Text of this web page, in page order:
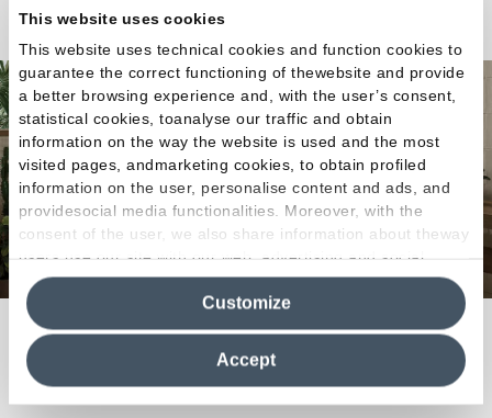
This website uses cookies
This website uses technical cookies and function cookies to
guarantee the correct functioning of thewebsite and provide
a better browsing experience and, with the user’s consent,
statistical cookies, toanalyse our traffic and obtain
information on the way the website is used and the most
visited pages, andmarketing cookies, to obtain profiled
information on the user, personalise content and ads, and
providesocial media functionalities. Moreover, with the
consent of the user, we also share information about theway
users use our site with our web, advertising and social
media analytics partners, who may combine itwith other
information in their possession. By closing this banner,
clicking on "Reject", it will be possible tocontinue browsing
the site after installing only technical cookies. For more
information see the
Cookie Policy
Accept
Customize
Totalook
El equilibrio entre técnica y diseño, en un estilo
minimalista y metropolitano.